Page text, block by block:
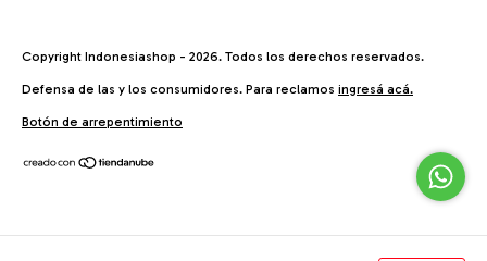
Copyright Indonesiashop - 2026. Todos los derechos reservados.
Defensa de las y los consumidores. Para reclamos ingresá acá.
Botón de arrepentimiento